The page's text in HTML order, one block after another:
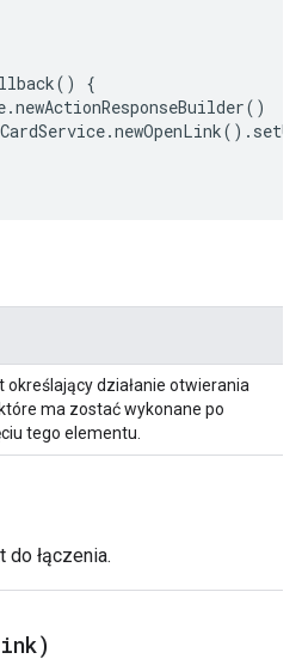
()
{
.newActionResponseBuilder()
CardService.newOpenLink().
określający działanie otwierania
ma zostać wykonane po
tego elementu.
do łączenia.